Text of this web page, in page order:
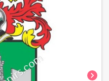
chevron_right